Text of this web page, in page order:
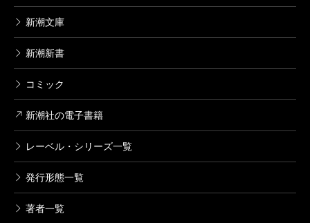
新潮文庫
新潮新書
コミック
新潮社の電子書籍
レーベル・シリーズ一覧
発行形態一覧
著者一覧